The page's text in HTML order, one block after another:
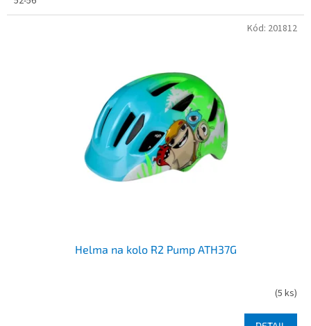
Helma na kolo R2 Pump ATH37G
(5 ks)
Kód: 201812